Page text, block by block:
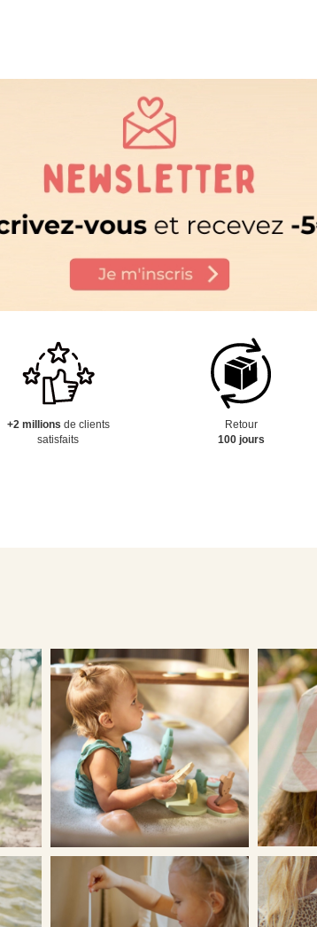
+2 millions de clients
satisfaits
Retour
100 jours